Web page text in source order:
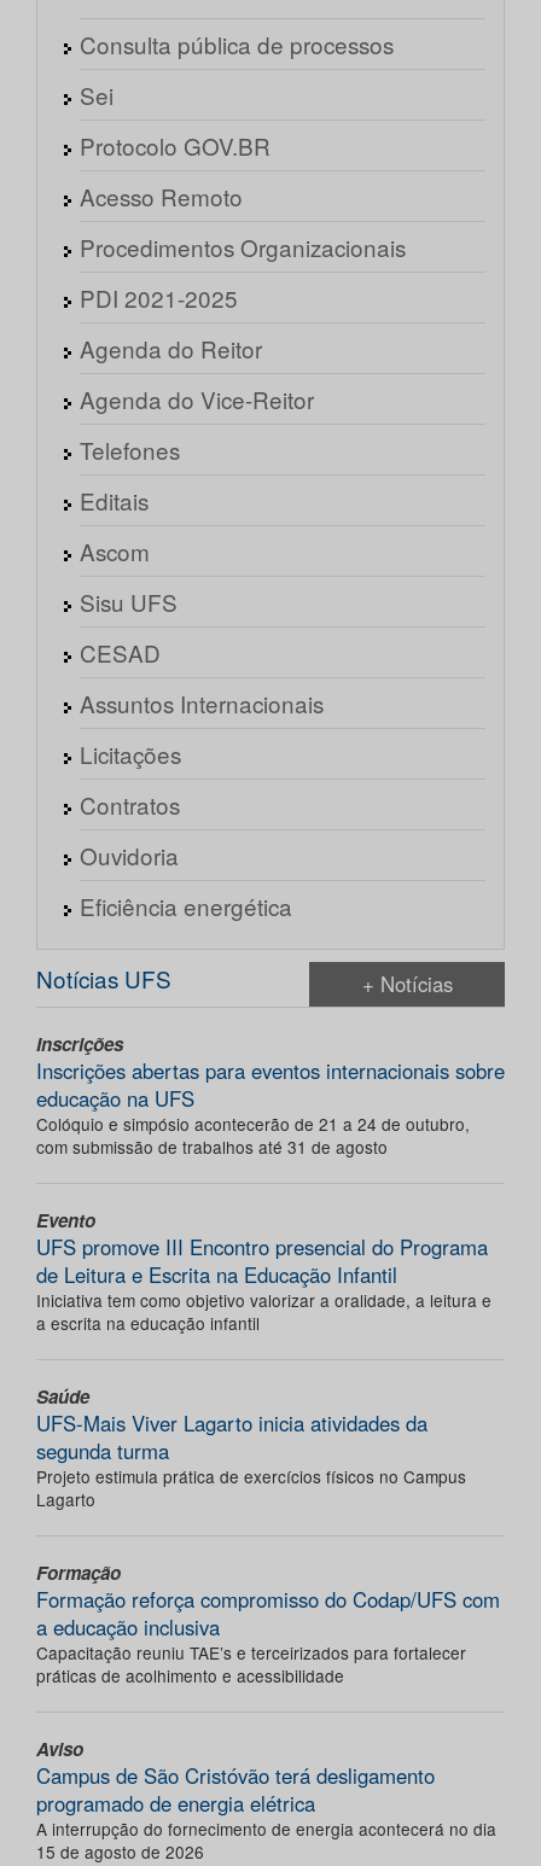
Consulta pública de processos
Sei
Protocolo GOV.BR
Acesso Remoto
Procedimentos Organizacionais
PDI 2021-2025
Agenda do Reitor
Agenda do Vice-Reitor
Telefones
Editais
Ascom
Sisu UFS
CESAD
Assuntos Internacionais
Licitações
Contratos
Ouvidoria
Eficiência energética
Notícias UFS + Notícias
Inscrições
Inscrições abertas para eventos internacionais sobre
educação na UFS
Colóquio e simpósio acontecerão de 21 a 24 de outubro,
com submissão de trabalhos até 31 de agosto
Evento
UFS promove III Encontro presencial do Programa
de Leitura e Escrita na Educação Infantil
Iniciativa tem como objetivo valorizar a oralidade, a leitura e
a escrita na educação infantil
Saúde
UFS-Mais Viver Lagarto inicia atividades da
segunda turma
Projeto estimula prática de exercícios físicos no Campus
Lagarto
Formação
Formação reforça compromisso do Codap/UFS com
a educação inclusiva
Capacitação reuniu TAE’s e terceirizados para fortalecer
práticas de acolhimento e acessibilidade
Aviso
Campus de São Cristóvão terá desligamento
programado de energia elétrica
A interrupção do fornecimento de energia acontecerá no dia
15 de agosto de 2026